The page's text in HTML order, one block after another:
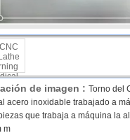
de imagen : Torno del
acero inoxidable trabajado a
que trabaja a máquina la
m